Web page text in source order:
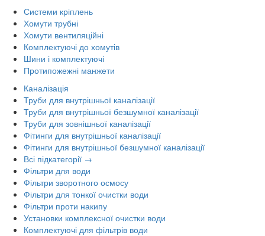
Системи кріплень
Хомути трубні
Хомути вентиляційні
Комплектуючі до хомутів
Шини і комплектуючі
Протипожежні манжети
Каналізація
Труби для внутрішньої каналізації
Труби для внутрішньої безшумної каналізації
Труби для зовнішньої каналізації
Фітинги для внутрішньої каналізації
Фітинги для внутрішньої безшумної каналізації
Всі підкатегорії →
Фільтри для води
Фільтри зворотного осмосу
Фільтри для тонкої очистки води
Фільтри проти накипу
Установки комплексної очистки води
Комплектуючі для фільтрів води